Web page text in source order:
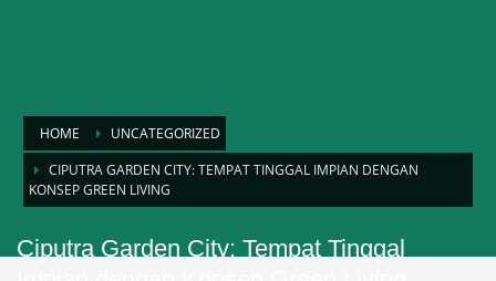
HOME
UNCATEGORIZED
CIPUTRA GARDEN CITY: TEMPAT TINGGAL IMPIAN DENGAN
KONSEP GREEN LIVING
Ciputra Garden City: Tempat Tinggal